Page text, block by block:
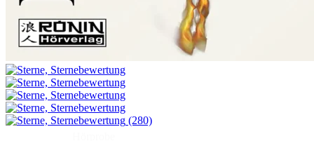
(280)